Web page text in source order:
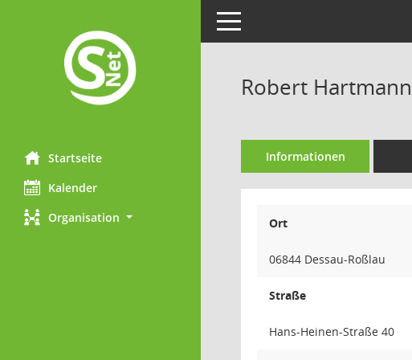
Startseite
Kalender
Organisation
Toggle navigation
Robert Hartmann
Informationen
Ort
06844 Dessau-Roßlau
Straße
Hans-Heinen-Straße 40